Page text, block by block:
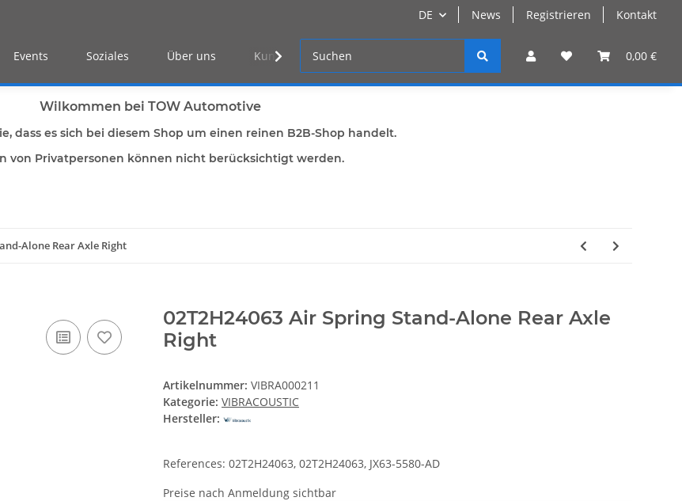
DE News Registrieren Kontakt
0,00 €
Events Soziales Über uns Kunden Log-in
Wilkommen bei TOW Automotive
dass es sich bei diesem Shop um einen reinen B2B-Shop handelt.
von Privatpersonen können nicht berücksichtigt werden.
Alone Rear Axle Right
02T2H24063 Air Spring Stand-Alone Rear Axle
Right
Artikelnummer: VIBRA000211
Kategorie: VIBRACOUSTIC
Hersteller:
References: 02T2H24063, 02T2H24063, JX63-5580-AD
Preise nach Anmeldung sichtbar